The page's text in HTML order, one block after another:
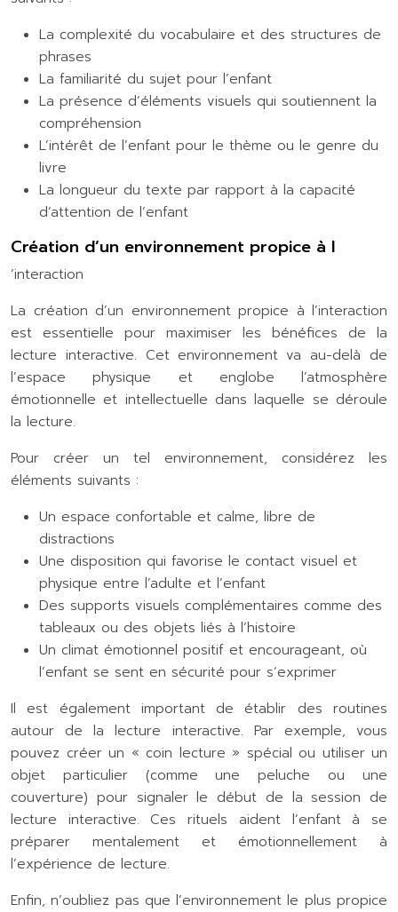
La complexité du vocabulaire et des structures de
phrases
La familiarité du sujet pour l’enfant
La présence d’éléments visuels qui soutiennent la
compréhension
L’intérêt de l’enfant pour le thème ou le genre du
livre
La longueur du texte par rapport à la capacité
d’attention de l’enfant
Création d’un environnement propice à l
‘interaction
La création d’un environnement propice à l’interaction
est essentielle pour maximiser les bénéfices de la
lecture interactive. Cet environnement va au-delà de
l’espace physique et englobe l’atmosphère
émotionnelle et intellectuelle dans laquelle se déroule
la lecture.
Pour créer un tel environnement, considérez les
éléments suivants :
Un espace confortable et calme, libre de
distractions
Une disposition qui favorise le contact visuel et
physique entre l’adulte et l’enfant
Des supports visuels complémentaires comme des
tableaux ou des objets liés à l’histoire
Un climat émotionnel positif et encourageant, où
l’enfant se sent en sécurité pour s’exprimer
Il est également important de établir des routines
autour de la lecture interactive. Par exemple, vous
pouvez créer un « coin lecture » spécial ou utiliser un
objet particulier (comme une peluche ou une
couverture) pour signaler le début de la session de
lecture interactive. Ces rituels aident l’enfant à se
préparer mentalement et émotionnellement à
l’expérience de lecture.
Enfin, n’oubliez pas que l’environnement le plus propice